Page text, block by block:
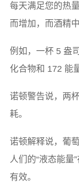
每天满足您的热
而增加，而酒精
例如，一杯 5 盎
化合物和 172 能
诺顿警告说，两
耗。
诺顿解释说，葡
人们的“液态能量
有效。